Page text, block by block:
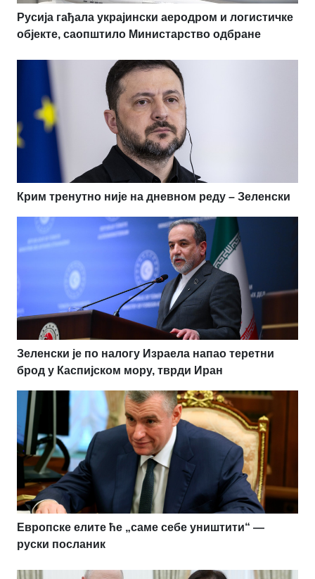
Русија гађала украјински аеродром и логистичке
објекте, саопштило Министарство одбране
Крим тренутно није на дневном реду – Зеленски
Зеленски је по налогу Израела напао теретни
брод у Каспијском мору, тврди Иран
Европске елите ће „саме себе уништити“ —
руски посланик